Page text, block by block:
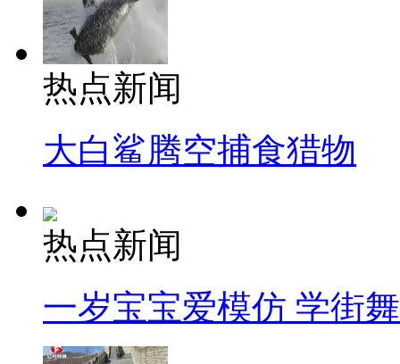
热点新闻
大白鲨腾空捕食猎物
热点新闻
一岁宝宝爱模仿 学街